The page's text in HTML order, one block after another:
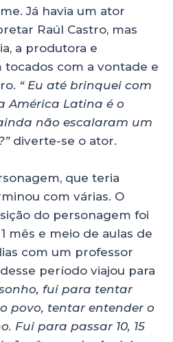
Já havia um ator
Raúl Castro, mas
a produtora e
com a vontade e
“ Eu até brinquei com
América Latina é o
não escalaram um
diverte-se o ator.
que teria
com várias. O
do personagem foi
mês e meio de aulas de
com um professor
período viajou para
fui para tentar
povo, tentar entender o
Fui para passar 10, 15